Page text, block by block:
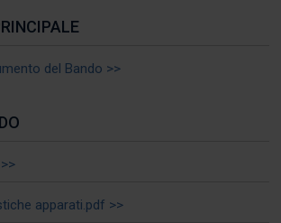
del Bando >>
apparati.pdf >>